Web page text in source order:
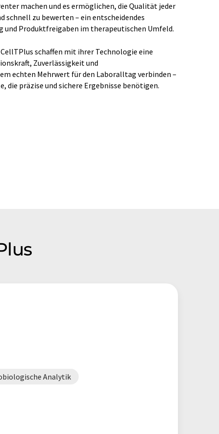
machen und es ermöglichen, die Qualität jeder
schnell zu bewerten – ein entscheidendes
und Produktfreigaben im therapeutischen Umfeld.
CellTPlus schaffen mit ihrer Technologie eine
Zuverlässigkeit und
echten Mehrwert für den Laboralltag verbinden –
die präzise und sichere Ergebnisse benötigen.
Analytik